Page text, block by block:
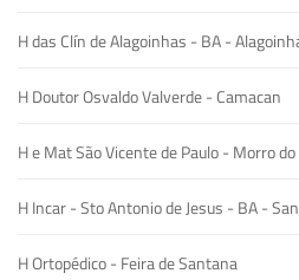
H das Clín de Alagoinhas - BA -
H Doutor Osvaldo Valverde - Camacan
H e Mat São Vicente de Paulo - Morro
H Incar - Sto Antonio de Jesus - BA -
H Ortopédico - Feira de Santana